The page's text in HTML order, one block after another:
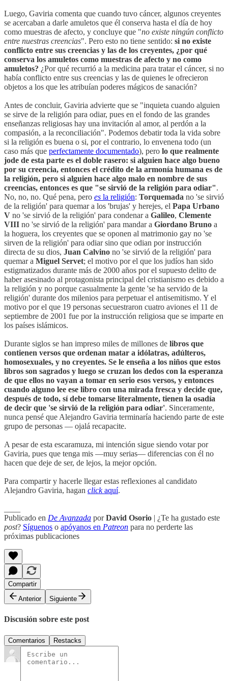
Luego, Gaviria comenta que cuando tuvo cáncer, algunos creyentes
se acercaban a darle amuletos que él conserva hasta el día de hoy
como muestras de afecto, y concluye que "no existe ningún conflicto
entre nuestras creencias". Pero esto no tiene sentido: si no existe
conflicto entre sus creencias y las de los creyentes, ¿por qué
conserva los amuletos como muestras de afecto y no como
amuletos? ¿Por qué recurrió a la medicina para tratar el cáncer, si no
había conflicto entre sus creencias y las de quienes le ofrecieron
objetos a los que les atribuían poderes mágicos de sanación?
Antes de concluir, Gaviria advierte que se "inquieta cuando alguien
se sirve de la religión para odiar, pues en el fondo de las grandes
enseñanzas religiosas hay una invitación al amor, al perdón a la
compasión, a la reconciliación". Podemos debatir toda la vida sobre
si la religión es buena o si, por el contrario, lo envenena todo (un
caso más que perfectamente documentado), pero lo que realmente
jode de esta parte es el doble rasero: si alguien hace algo bueno
por su creencia, entonces el crédito de la armonía humana es de
la religión, pero si alguien hace algo malo en nombre de sus
creencias, entonces es que "se sirvió de la religión para odiar".
No, no, no. Qué pena, pero es la religión: Torquemada no 'se sirvió
de la religión' para quemar a los 'brujas' y herejes, el Papa Urbano
V no 'se sirvió de la religión' para condenar a Galileo, Clemente
VIII no 'se sirvió de la religión' para mandar a Giordano Bruno a
la hoguera, los creyentes que se oponen al matrimonio gay no 'se
sirven de la religión' para odiar sino que odian por instrucción
directa de su dios, Juan Calvino no 'se sirvió de la religión' para
quemar a Miguel Servet; el motivo por el que los judíos han sido
estigmatizados durante más de 2000 años por el supuesto delito de
haber asesinado al protagonista principal del cristianismo es debido a
la religión y no porque casualmente la gente 'se ha servido de la
religión' durante dos milenios para perpetuar el antisemitismo. Y el
motivo por el que 19 personas secuestraron cuatro aviones el 11 de
septiembre de 2001 fue por la instrucción religiosa que se imparte en
los países islámicos.
Durante siglos se han impreso miles de millones de libros que
contienen versos que ordenan matar a idólatras, adúlteros,
homosexuales, y no creyentes. Se le enseña a los niños que estos
libros son sagrados y luego se cruzan los dedos con la esperanza
de que ellos no vayan a tomar en serio esos versos, y entonces
cuando alguno lee ese libro con una mirada fresca y decide que,
después de todo, sí debe tomarse literalmente, tienen la osadía
de decir que 'se sirvió de la religión para odiar'. Sinceramente,
nunca pensé que Alejandro Gaviria terminaría haciendo parte de este
grupo de personas — ojalá recapacite.
A pesar de esta escaramuza, mi intención sigue siendo votar por
Gaviria, pues que tenga mis —muy serias— diferencias con él no
hacen que deje de ser, de lejos, la mejor opción.
Para compartir y hacerle llegar estas reflexiones al candidato
Alejandro Gaviria, hagan clickaquí.
Publicado en De Avanzada porDavid Osorio | ¿Te ha gustado este
post? Síguenos o apóyanos en Patreon para no perderte las
próximas publicaciones
Compartir
Anterior
Siguiente
Discusión sobre este post
Comentarios Restacks